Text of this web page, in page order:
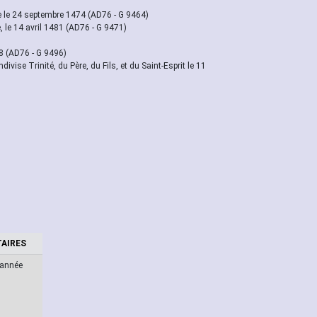
24 septembre 1474 (AD76 - G 9464)
14 avril 1481 (AD76 - G 9471)
(AD76 - G 9496)
Trinité, du Père, du Fils, et du Saint-Esprit le 11